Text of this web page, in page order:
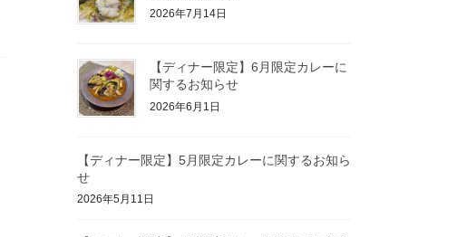
2026年7月14日
【ディナー限定】6月限定カレーに
関するお知らせ
2026年6月1日
【ディナー限定】5月限定カレーに関するお知ら
せ
2026年5月11日